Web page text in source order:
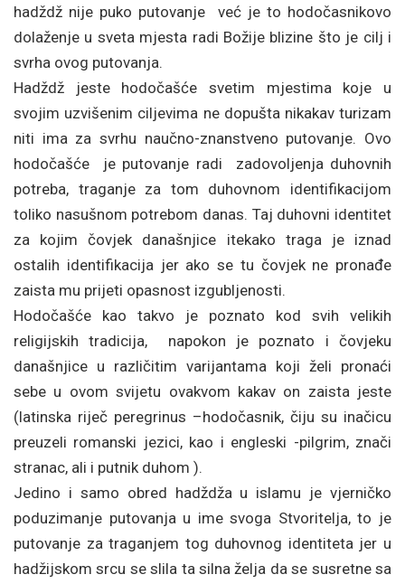
hadždž nije puko putovanje već je to hodočasnikovo
dolaženje u sveta mjesta radi Božije blizine što je cilj i
svrha ovog putovanja.
Hadždž jeste hodočašće svetim mjestima koje u
svojim uzvišenim ciljevima ne dopušta nikakav turizam
niti ima za svrhu naučno-znanstveno putovanje. Ovo
hodočašće je putovanje radi zadovoljenja duhovnih
potreba, traganje za tom duhovnom identifikacijom
toliko nasušnom potrebom danas. Taj duhovni identitet
za kojim čovjek današnjice itekako traga je iznad
ostalih identifikacija jer ako se tu čovjek ne pronađe
zaista mu prijeti opasnost izgubljenosti.
Hodočašće kao takvo je poznato kod svih velikih
religijskih tradicija, napokon je poznato i čovjeku
današnjice u različitim varijantama koji želi pronaći
sebe u ovom svijetu ovakvom kakav on zaista jeste
(latinska riječ peregrinus –hodočasnik, čiju su inačicu
preuzeli romanski jezici, kao i engleski -pilgrim, znači
stranac, ali i putnik duhom ).
Jedino i samo obred hadždža u islamu je vjerničko
poduzimanje putovanja u ime svoga Stvoritelja, to je
putovanje za traganjem tog duhovnog identiteta jer u
hadžijskom srcu se slila ta silna želja da se susretne sa